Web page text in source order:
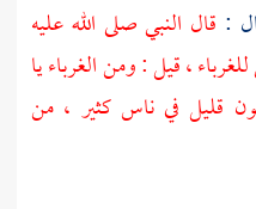
: قال النبي صلى الله عليه
، قيل : ومن الغرباء يا
قليل في ناس كثير ، من